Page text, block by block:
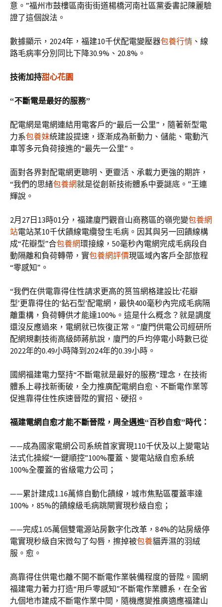
意。”福州市鼓樓區南街街道楊橋河南社區黨委書記陳麗驗
證了這個說法。
數據顯示，2024年，福建10千伏配電變壓器包養行情 、線
路毛病率分別同比下降30.9%、20.8%。
技術加持甜心花園
“不斷電是最好的服務”
配電網是電網連結用電客戶的“最后一公里”，隨著新型電
力系包養妹統建設提速，逐漸成為新動力、儲能、電動汽
車等多元負荷接進的“最先一公里”。
面對各界對配電網更聰明、更靈活、承載力更強的期許，
“我們的思緒包養網就是從創新技術體系中要謎底。”王連
輝說。
2月27日13時01分，福建廈門觀音山商務區的嶺兜變包養網
站電站某10千伏饋線電纜發生毛病。因其與另一回饋線構
成“花瓣型”合包養網環接線，50毫秒內電網完成毛病段自
動隔離和負荷轉帶，實包養網評價現區域內客戶全部旅程
“零感知”。
“我們在供電靠得住性請求更高的筼筜網格建設比‘花瓣
型’更靠得住的‘鉆石型’配電網，最快400毫秒內完成毛病隔
離重構，負荷轉供才能達100%。這是什么概念？就是調度
還沒反應過來，電網就已恢復正常。”廈門供電公司經研所
配網規劃技術高級師蔣航說，廈門的戶均停電小時數已從
2022年的0.49小時降到2024年的0.39小時。
國網福建電力堅持“不斷電就是最好的服務”理念，在技術
體系上尋找新衝破，全力推廣配電網自愈、不斷電作業等
促進靠得住性疾速晉陞的實招、硬招。
福建電網自愈才能不斷晉陞，周全邁進“百秒自愈”時代：
——成為國家電網公司系統首家實現110千伏及以上變電站
法式化操縱“一鍵順控”100%覆蓋、變電站級自愈系統
100%全覆蓋的省級電力公司；
——累計建成1.16萬條自動化饋線，城市焦點區覆蓋率達
100%，85%的饋線級毛病跳閘實現秒級自愈；
——完成1.05萬個雙電源站房數字化改革，84%的站房級停
電實現秒級自宋微勾了勾唇，擦掉被包養貓弄濕的羽絨
服。愈。
高靠得住供電也離不開不斷電作業裝備程度的晉陞。國網
福建電力著力打造“用戶零感知”不斷電作業體系，在全省
九個地市建成不斷電作業中間，隨機應變推廣適應福建山